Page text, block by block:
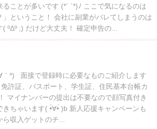
ことが多いです (*´ `*)ﾉ ここで気になるのは
」ということ！ 会社に副業がバレてしまうのは
ºΔº ;) だけど大丈夫！ 確定申告の...
｀*) 面接で登録時に必要なものご紹介します
許証、パスポート、学生証、住民基本台帳カ
マイナンバーの提出は不要なので顔写真付き
ちゃいます( •̀∀•́ )b 新人応援キャンペーンも
収入ゲットのチ...